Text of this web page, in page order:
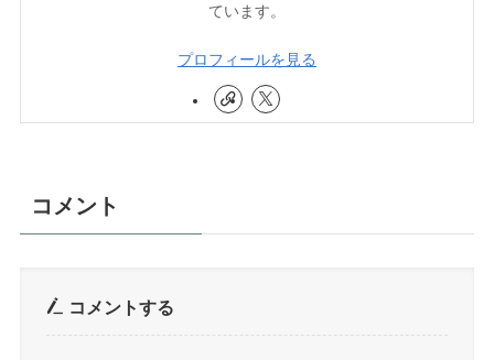
ています。
プロフィールを見る
コメント
コメントする